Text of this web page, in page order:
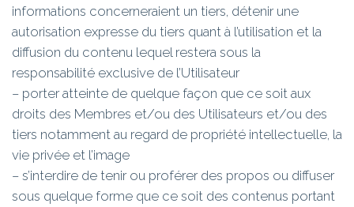
informations concerneraient un tiers, détenir une
autorisation expresse du tiers quant à l’utilisation et la
diffusion du contenu lequel restera sous la
responsabilité exclusive de l’Utilisateur
– porter atteinte de quelque façon que ce soit aux
droits des Membres et/ou des Utilisateurs et/ou des
tiers notamment au regard de propriété intellectuelle, la
vie privée et l’image
– s’interdire de tenir ou proférer des propos ou diffuser
sous quelque forme que ce soit des contenus portant